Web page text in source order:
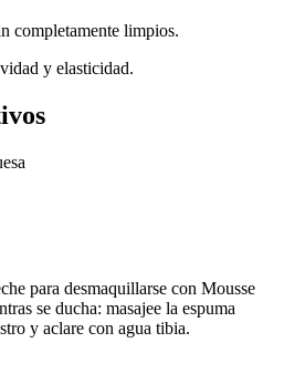
completamente limpios.
y elasticidad.
para desmaquillarse con Mousse
se ducha: masajee la espuma
y aclare con agua tibia.